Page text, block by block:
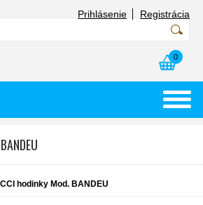
Prihlásenie Registrácia
0
hodinky Mod. BANDEU